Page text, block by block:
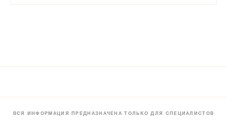
ВСЯ ИНФОРМАЦИЯ ПРЕДНАЗНАЧЕНА ТОЛЬКО ДЛЯ СПЕЦИАЛИСТОВ